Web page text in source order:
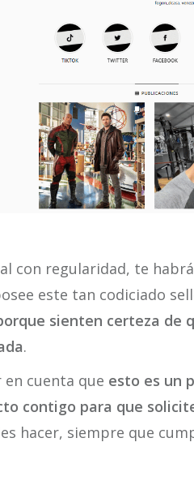
con regularidad, te
este tan codiciado
sienten certeza de
.
cuenta que esto es un
contigo para que
hacer, siempre que